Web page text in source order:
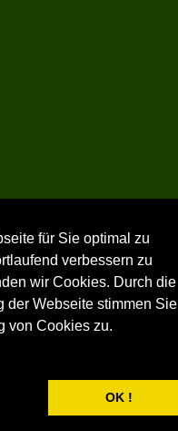
für Sie optimal zu
verbessern zu
wir Cookies. Durch die
der Webseite stimmen Sie
von Cookies zu.
OK !